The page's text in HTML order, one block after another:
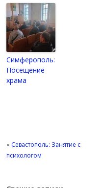
Симферополь:
Посещение
храма
« Севастополь: Занятие с
психологом